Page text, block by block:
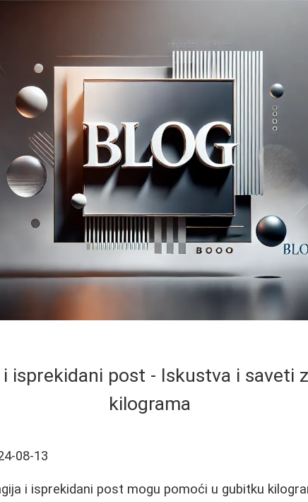
isprekidani post - Iskustva i saveti
kilograma
08-13
i isprekidani post mogu pomoći u gubitku